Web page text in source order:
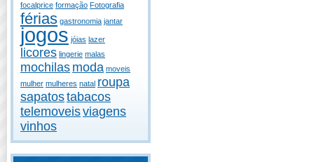
focalprice formação Fotografia
férias gastronomia jantar
jogos jóias lazer
licores lingerie malas
mochilas moda moveis
mulher mulheres natal roupa
sapatostabacos
telemoveisviagens
vinhos